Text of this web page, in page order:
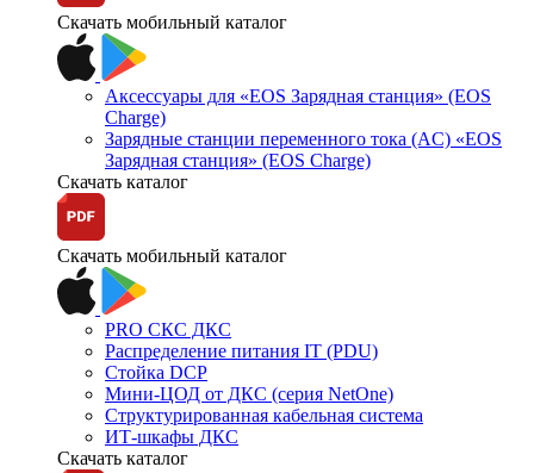
Скачать мобильный каталог
Аксессуары для «EOS Зарядная станция» (EOS
Charge)
Зарядные станции переменного тока (AC) «EOS
Зарядная станция» (EOS Charge)
Скачать каталог
Скачать мобильный каталог
PRO СКС ДКС
Распределение питания IT (PDU)
Стойка DCP
Мини-ЦОД от ДКС (серия NetOne)
Структурированная кабельная система
ИТ-шкафы ДКС
Скачать каталог